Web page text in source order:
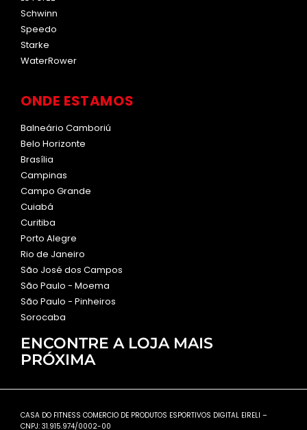
Schwinn
Speedo
Starke
WaterRower
ONDE ESTAMOS
Balneário Camboriú
Belo Horizonte
Brasília
Campinas
Campo Grande
Cuiabá
Curitiba
Porto Alegre
Rio de Janeiro
São José dos Campos
São Paulo - Moema
São Paulo - Pinheiros
Sorocaba
ENCONTRE A LOJA MAIS
PRÓXIMA
CASA DO FITNESS COMERCIO DE PRODUTOS ESPORTIVOS DIGITAL EIRELI –
CNPJ: 31.915.974/0002-00